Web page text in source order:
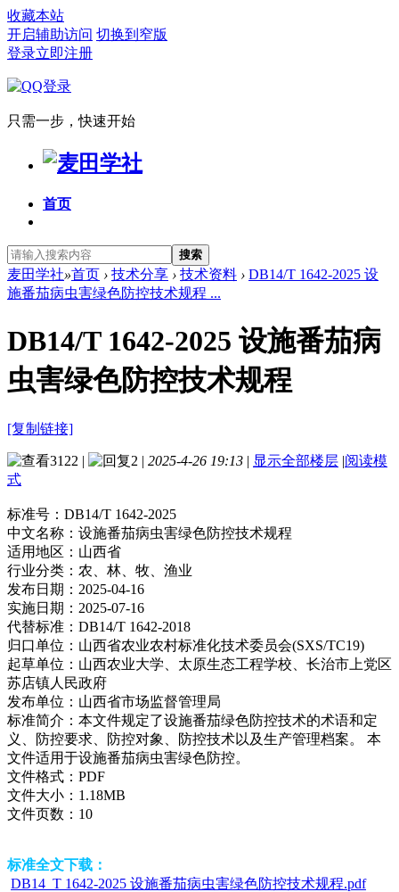
收藏本站
开启辅助访问 切换到窄版
登录立即注册
只需一步，快速开始
首页
搜索
麦田学社»首页 › 技术分享 › 技术资料 › DB14/T 1642-2025 设
施番茄病虫害绿色防控技术规程 ...
DB14/T 1642-2025 设施番茄病
虫害绿色防控技术规程
[复制链接]
3122 | 2 | 2025-4-26 19:13 | 显示全部楼层 |阅读模
式
标准号： DB14/T 1642-2025
中文名称： 设施番茄病虫害绿色防控技术规程
适用地区： 山西省
行业分类： 农、林、牧、渔业
发布日期： 2025-04-16
实施日期： 2025-07-16
代替标准： DB14/T 1642-2018
归口单位： 山西省农业农村标准化技术委员会(SXS/TC19)
起草单位： 山西农业大学、太原生态工程学校、长治市上党区
苏店镇人民政府
发布单位： 山西省市场监督管理局
标准简介： 本文件规定了设施番茄绿色防控技术的术语和定
义、防控要求、防控对象、防控技术以及生产管理档案。 本
文件适用于设施番茄病虫害绿色防控。
文件格式： PDF
文件大小： 1.18MB
文件页数： 10
标准全文下载：
DB14_T 1642-2025 设施番茄病虫害绿色防控技术规程.pdf